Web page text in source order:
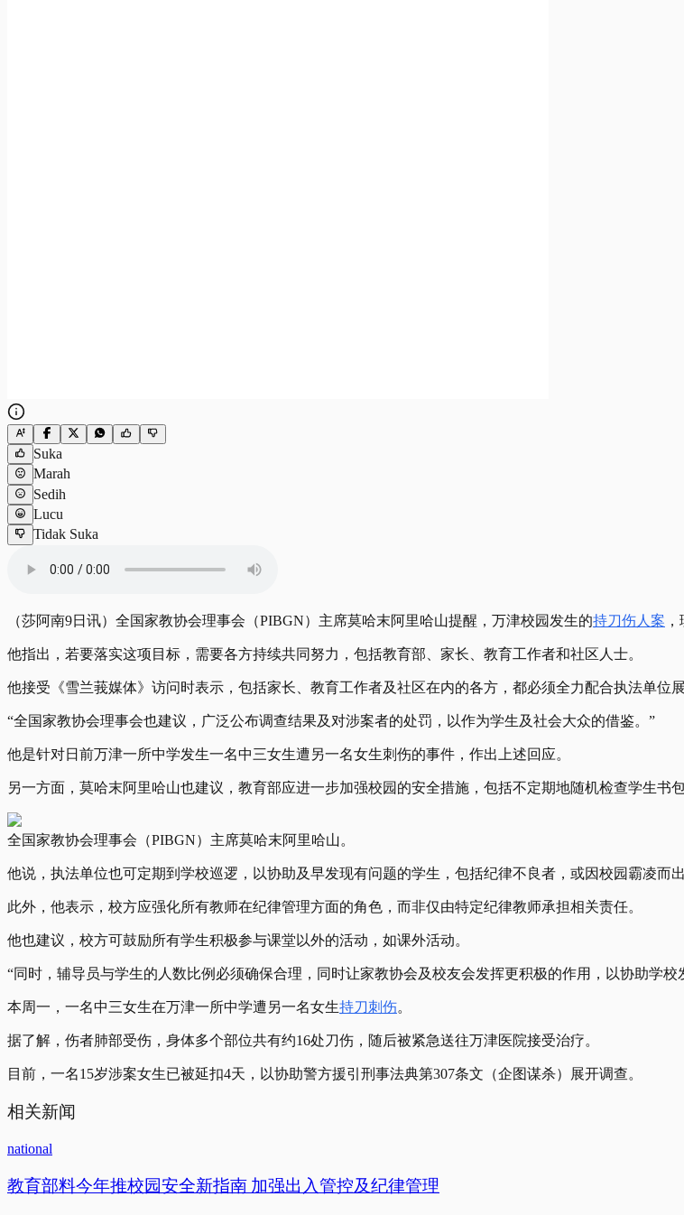
Suka
Marah
Sedih
Lucu
Tidak Suka
（莎阿南9日讯）全国家教协会理事会（PIBGN）主席莫哈末阿里哈山提醒，万津校园发生的持刀伤人案
他指出，若要落实这项目标，需要各方持续共同努力，包括教育部、家长、教育工作者和社区人士。
他接受《雪兰莪媒体》访问时表示，包括家长、教育工作者及社区在内的各方，都必须全力配合执法单位
“全国家教协会理事会也建议，广泛公布调查结果及对涉案者的处罚，以作为学生及社会大众的借鉴。”
他是针对日前万津一所中学发生一名中三女生遭另一名女生刺伤的事件，作出上述回应。
另一方面，莫哈末阿里哈山也建议，教育部应进一步加强校园的安全措施，包括不定期地随机检查学生书
全国家教协会理事会（PIBGN）主席莫哈末阿里哈山。
他说，执法单位也可定期到学校巡逻，以协助及早发现有问题的学生，包括纪律不良者，或因校园霸凌而
此外，他表示，校方应强化所有教师在纪律管理方面的角色，而非仅由特定纪律教师承担相关责任。
他也建议，校方可鼓励所有学生积极参与课堂以外的活动，如课外活动。
“同时，辅导员与学生的人数比例必须确保合理，同时让家教协会及校友会发挥更积极的作用，以协助学校
本周一，一名中三女生在万津一所中学遭另一名女生持刀刺伤。
据了解，伤者肺部受伤，身体多个部位共有约16处刀伤，随后被紧急送往万津医院接受治疗。
目前，一名15岁涉案女生已被延扣4天，以协助警方援引刑事法典第307条文（企图谋杀）展开调查。
相关新闻
national
教育部料今年推校园安全新指南 加强出入管控及纪律管理